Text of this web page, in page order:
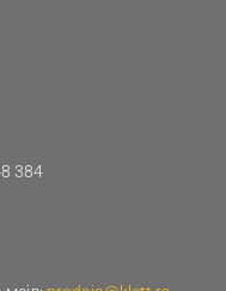
384